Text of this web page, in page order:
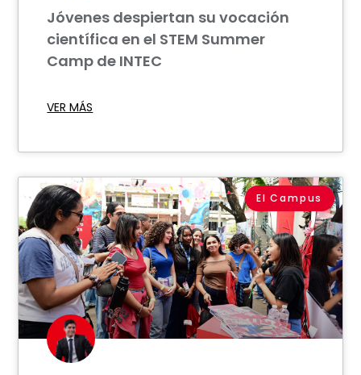
Jóvenes despiertan su vocación
científica en el STEM Summer
Camp de INTEC
VER MÁS
El Campus